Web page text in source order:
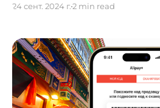
СМП, было логическим
развития этой системы.
уже более двух лет,
банков, переводы между
24 сент. 2024 г.2 min read